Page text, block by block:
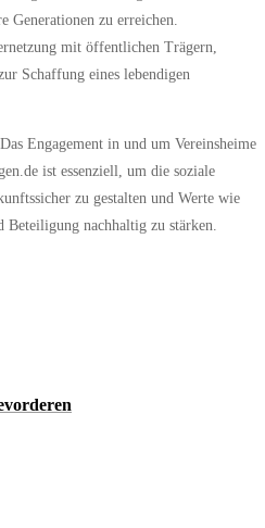
zu erreichen.
mit öffentlichen Trägern,
Schaffung eines lebendigen
Engagement in und um Vereinsheime
ist essenziell, um die soziale
zu gestalten und Werte wie
nachhaltig zu stärken.